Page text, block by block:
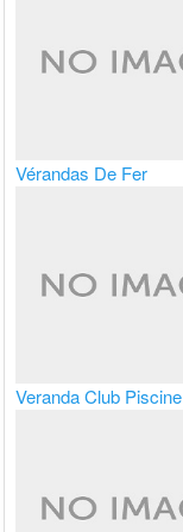
Vérandas De Fer
Veranda Club Piscine